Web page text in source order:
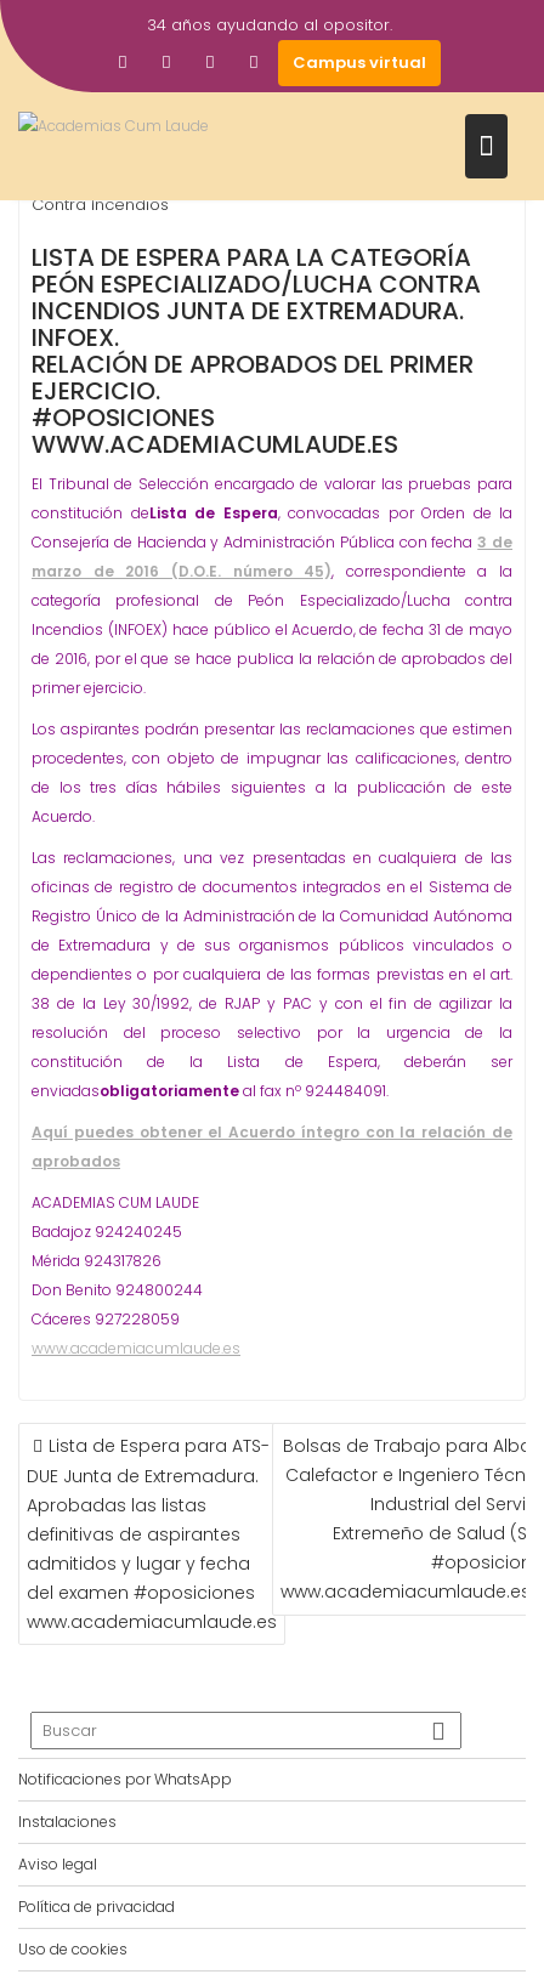
Saltar
al
contenido
34 años ayudando al opositor.
Campus virtual
Jun
2016
academiacumlaudeoposiciones Prensa
Peon Lucha
Contra Incendios
LISTA DE ESPERA PARA LA CATEGORÍA
PEÓN ESPECIALIZADO/LUCHA CONTRA
INCENDIOS JUNTA DE EXTREMADURA.
INFOEX.
RELACIÓN DE APROBADOS DEL PRIMER
EJERCICIO.
#OPOSICIONES
WWW.ACADEMIACUMLAUDE.ES
El Tribunal de Selección encargado de valorar las pruebas para
constitución deLista de Espera, convocadas por Orden de la
Consejería de Hacienda y Administración Pública con fecha3 de
marzo de 2016 (D.O.E. número 45), correspondiente a la
categoría profesional de Peón Especializado/Lucha contra
Incendios (INFOEX) hace público el Acuerdo, de fecha 31 de mayo
de 2016, por el que se hace publica la relación de aprobados del
primer ejercicio.
Los aspirantes podrán presentar las reclamaciones que estimen
procedentes, con objeto de impugnar las calificaciones, dentro
de los tres días hábiles siguientes a la publicación de este
Acuerdo.
Las reclamaciones, una vez presentadas en cualquiera de las
oficinas de registro de documentos integrados en el Sistema de
Registro Único de la Administración de la Comunidad Autónoma
de Extremadura y de sus organismos públicos vinculados o
dependientes o por cualquiera de las formas previstas en el art.
38 de la Ley 30/1992, de RJAP y PAC y con el fin de agilizar la
resolución del proceso selectivo por la urgencia de la
constitución de la Lista de Espera, deberán ser
enviadasobligatoriamenteal fax nº 924484091.
Aquí puedes obtener el Acuerdo íntegro con la relación de
aprobados
ACADEMIAS CUM LAUDE
Badajoz 924240245
Mérida 924317826
Don Benito 924800244
Cáceres 927228059
www.academiacumlaude.es
NAVEGACIÓN
DE
ENTRADAS
Lista de Espera para ATS-
DUE Junta de Extremadura.
Aprobadas las listas
definitivas de aspirantes
admitidos y lugar y fecha
del examen #oposiciones
www.academiacumlaude.es
Bolsas de Trabajo para
Calefactor e Ingeniero
Industrial del
Extremeño de Salud
www.academiacumlaude.es
Notificaciones por WhatsApp
Instalaciones
Aviso legal
Política de privacidad
Uso de cookies